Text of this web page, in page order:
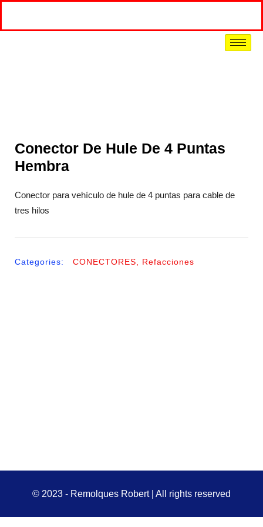
Conector De Hule De 4 Puntas
Hembra
Conector para vehículo de hule de 4 puntas para cable de
tres hilos
Categories: CONECTORES Refacciones
© 2023 - Remolques Robert | All rights reserved